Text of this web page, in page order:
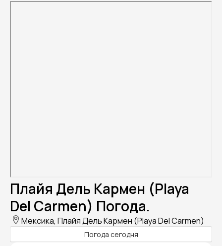
Плайя Дель Кармен (Playa
Del Carmen) Погода.
Мексика, Плайя Дель Кармен (Playa Del Carmen)
Погода сегодня